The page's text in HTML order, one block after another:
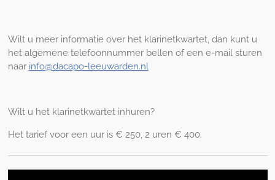
Wilt u meer informatie over het klarinetkwartet, dan kunt u
het algemene telefoonnummer bellen of een e-mail sturen
naar info@dacapo-leeuwarden.nl
Wilt u het klarinetkwartet inhuren?
Het tarief voor een uur is € 250, 2 uren € 400.